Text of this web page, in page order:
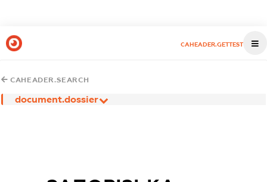
CAHEADER.GETTEST
CAHEADER.SEARCH
document.dossier